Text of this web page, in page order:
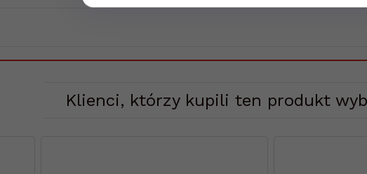
Klienci, którzy kupili ten produkt